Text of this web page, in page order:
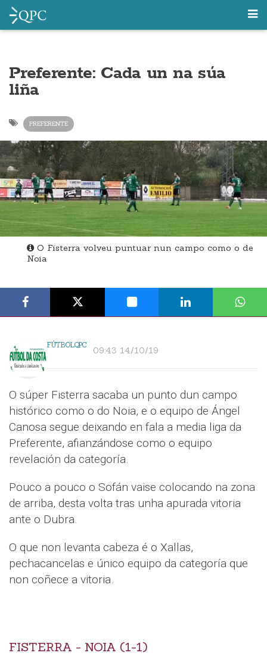
Preferente: Cada un na súa
liña
PREFERENTE
O Fisterra volveu puntuar nun campo como o de
Noia
FÚTBOLQPC 09:43 14/10/19
O súper Fisterra sacaba un punto dun campo
histórico como o do Noia, e o equipo de Ángel
Canosa segue deixando en fala a media liga da
Preferente, afianzándose como o equipo
revelación da categoría.
Pouco a pouco o Sofán vaise colocando na zona
de arriba, desta volta tras unha apurada vitoria
ante o Dubra.
O que non levanta cabeza é o Xallas,
pechacancelas e único equipo da categoría que
non coñece a vitoria.
FISTERRA - NOIA (1-1)